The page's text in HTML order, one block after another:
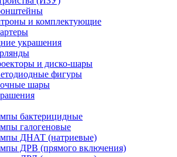
и комплектующие
украшения
и диско-шары
фигуры
шары
бактерицидные
галогеновые
ДНАТ (натриевые)
ДРВ (прямого включения)